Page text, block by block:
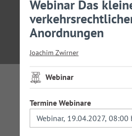
Webinar Das
Anordnungen
Joachim Zwirner
Webinar
Termine Webinareauswählen